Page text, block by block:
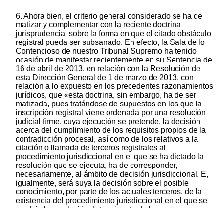
6. Ahora bien, el criterio general considerado se ha de
matizar y complementar con la reciente doctrina
jurisprudencial sobre la forma en que el citado obstáculo
registral pueda ser subsanado. En efecto, la Sala de lo
Contencioso de nuestro Tribunal Supremo ha tenido
ocasión de manifestar recientemente en su Sentencia de
16 de abril de 2013, en relación con la Resolución de
esta Dirección General de 1 de marzo de 2013, con
relación a lo expuesto en los precedentes razonamientos
jurídicos, que «esta doctrina, sin embargo, ha de ser
matizada, pues tratándose de supuestos en los que la
inscripción registral viene ordenada por una resolución
judicial firme, cuya ejecución se pretende, la decisión
acerca del cumplimiento de los requisitos propios de la
contradicción procesal, así como de los relativos a la
citación o llamada de terceros registrales al
procedimiento jurisdiccional en el que se ha dictado la
resolución que se ejecuta, ha de corresponder,
necesariamente, al ámbito de decisión jurisdiccional. E,
igualmente, será suya la decisión sobre el posible
conocimiento, por parte de los actuales terceros, de la
existencia del procedimiento jurisdiccional en el que se